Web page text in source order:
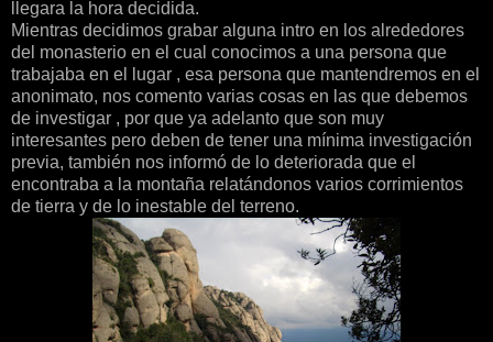
llegara la hora decidida.
Mientras decidimos grabar alguna intro en los alrededores
del monasterio en el cual conocimos a una persona que
trabajaba en el lugar , esa persona que mantendremos en el
anonimato, nos comento varias cosas en las que debemos
de investigar , por que ya adelanto que son muy
interesantes pero deben de tener una mínima investigación
previa, también nos informó de lo deteriorada que el
encontraba a la montaña relatándonos varios corrimientos
de tierra y de lo inestable del terreno.